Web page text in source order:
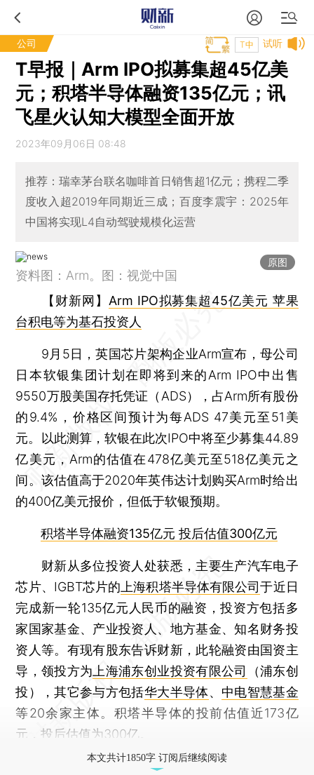
公司 试听
T中
T早报｜Arm IPO拟募集超45亿美
元；积塔半导体融资135亿元；讯
飞星火认知大模型全面开放
2023年09月06日 08:48
推荐：瑞幸茅台联名咖啡首日销售超1亿元；携程二季
度收入超2019年同期近三成；百度李震宇：2025年
中国将实现L4自动驾驶规模化运营
原图
资料图：Arm。图：视觉中国
【财新网】 Arm IPO拟募集超45亿美元 苹果
台积电等为基石投资人
9月5日，英国芯片架构企业Arm宣布，母公司
日本软银集团计划在即将到来的Arm IPO中出售
9550万股美国存托凭证（ADS），占Arm所有股份
的9.4%，价格区间预计为每ADS 47美元至51美
元。以此测算，软银在此次IPO中将至少募集44.89
亿美元，Arm的估值在478亿美元至518亿美元之
间。该估值高于2020年英伟达计划购买Arm时给出
的400亿美元报价，但低于软银预期。
积塔半导体融资135亿元 投后估值300亿元
财新从多位投资人处获悉，主要生产汽车电子
芯片、IGBT芯片的 上海积塔半导体有限公司于近日
完成新一轮135亿元人民币的融资，投资方包括多
家国家基金、产业投资人、地方基金、知名财务投
资人等。有现有股东告诉财新，此轮融资由国资主
导，领投方为 上海浦东创业投资有限公司
（浦东创
投），其它参与方包括华大半导体、 中电智慧基金
等20余家主体。积塔半导体的投前估值近173亿
元，投后估值为300亿。
本文共计1850字 订阅后继续阅读